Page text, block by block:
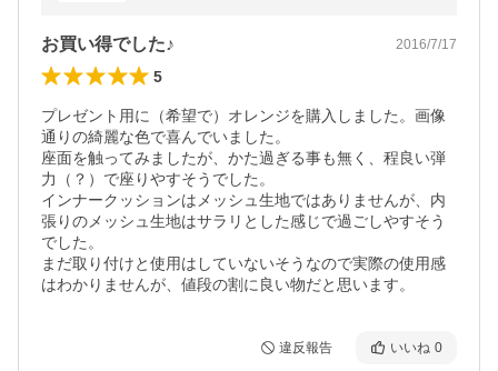
お買い得でした♪ 2016/7/17
5
プレゼント用に（希望で）オレンジを購入しました。画像
通りの綺麗な色で喜んでいました。
座面を触ってみましたが、かた過ぎる事も無く、程良い弾
力（？）で座りやすそうでした。
インナークッションはメッシュ生地ではありませんが、内
張りのメッシュ生地はサラリとした感じで過ごしやすそう
でした。
まだ取り付けと使用はしていないそうなので実際の使用感
はわかりませんが、値段の割に良い物だと思います。
違反報告 いいね 0